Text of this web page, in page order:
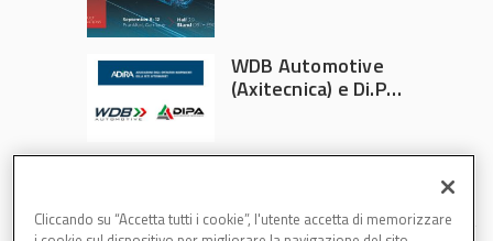
WDB Automotive
(Axitecnica) e Di.Pa.
Cliccando su “Accetta tutti i cookie”, l'utente accetta di memorizzare